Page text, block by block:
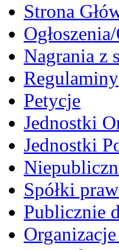
Strona
Nagrania z
Regulaminy
Petycje
Jednostki
Jednostki
Spółki
Publicznie